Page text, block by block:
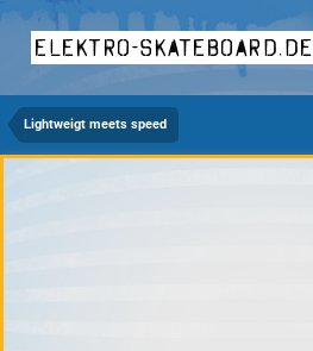
elektro-skateboard.de
Lightweigt meets speed